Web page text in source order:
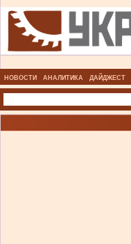
НОВОСТИ АНАЛИТИКА ДАЙДЖЕСТ